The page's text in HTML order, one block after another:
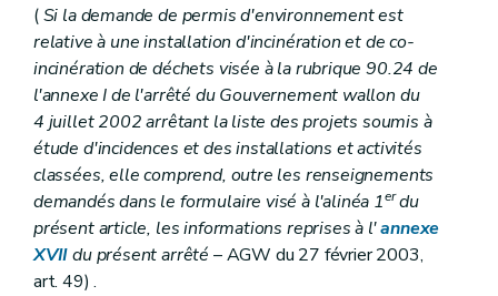
(Si la demande de permis d'environnement est
relative à une installation d'incinération et de co-
incinération de déchets visée à la rubrique 90.24 de
l'annexe I de l'arrêté du Gouvernement wallon du
4 juillet 2002 arrêtant la liste des projets soumis à
étude d'incidences et des installations et activités
classées, elle comprend, outre les renseignements
demandés dans le formulaire visé à l'alinéa 1erdu
présent article, les informations reprises à l'annexe
XVIIdu présent arrêté – AGW du 27 février 2003,
art. 49) .